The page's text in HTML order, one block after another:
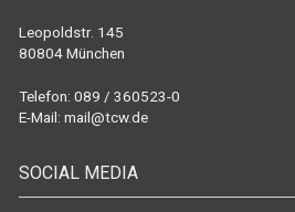
Leopoldstr. 145
80804 München
Telefon: 089 / 360523-0
E-Mail: mail@tcw.de
SOCIAL MEDIA